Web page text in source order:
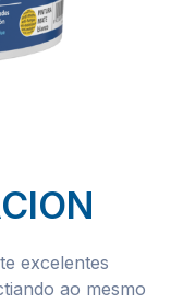
excelentes
ao mesmo